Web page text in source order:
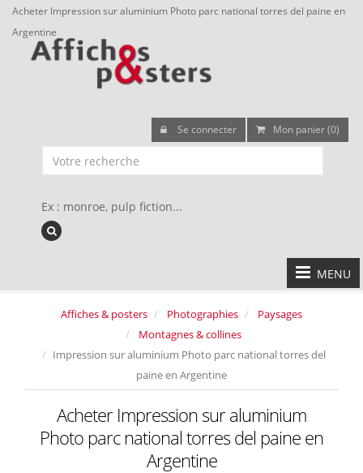
Acheter Impression sur aluminium Photo parc national torres del paine en
Argentine
Se connecter Mon panier (0)
Ex : monroe, pulp fiction...
MENU
Affiches & posters Photographies
Paysages
Montagnes & collines
Impression sur aluminium Photo parc national torres del
paine en Argentine
Acheter Impression sur aluminium
Photo parc national torres del paine en
Argentine